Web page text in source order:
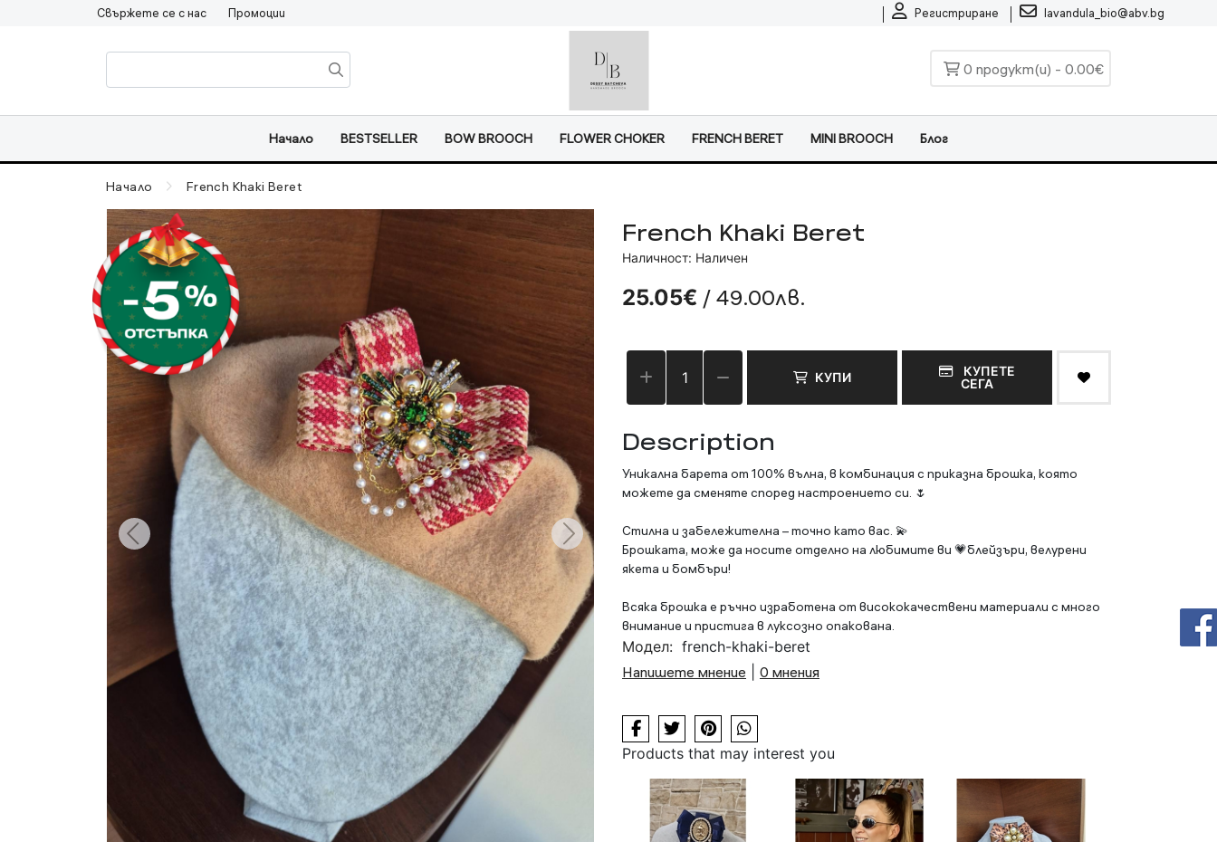
Регистриране lavandula_bio@abv.bg
Свържете се с нас Промоции
0 продукт(и) - 0.00€
Начало BESTSELLER BOW BROOCH FLOWER CHOKER FRENCH BERET MINI BROOCH Блог
Начало French Khaki Beret
French Khaki Beret
Наличност: Наличен
25.05€ / 49.00лв.
КУПИ
КУПЕТЕ
СЕГА
Description
Уникална барета от 100% вълна, в комбинация с приказна брошка, която
можете да сменяте според настроението си. 🌷
Стилна и забележителна – точно като вас. 💫
Брошката, може да носите отделно на любимите ви 💗блейзъри, велурени
якета и бомбъри!
Всяка брошка е ръчно изработена от висококачествени материали с много
внимание и пристига в луксозно опакована.
Модел: french-khaki-beret
Напишете мнение
0 мнения
Products that may interest you